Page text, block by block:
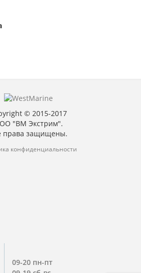
© 2015-2017
"ВМ Экстрим".
права защищены.
конфиденциальности
09-20 пн-пт